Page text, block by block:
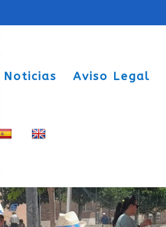
Noticias Aviso Legal